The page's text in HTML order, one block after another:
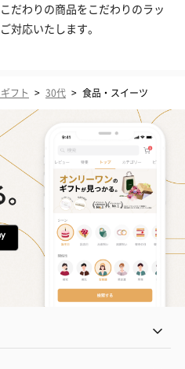
だわりの商品をこだわりのラッ
対応いたします。
フト > 30代 > 食品・スイーツ